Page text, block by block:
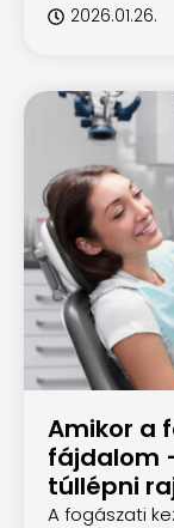
2026.01.26.
Amikor a
fájdalom
túllépni
A fogászati